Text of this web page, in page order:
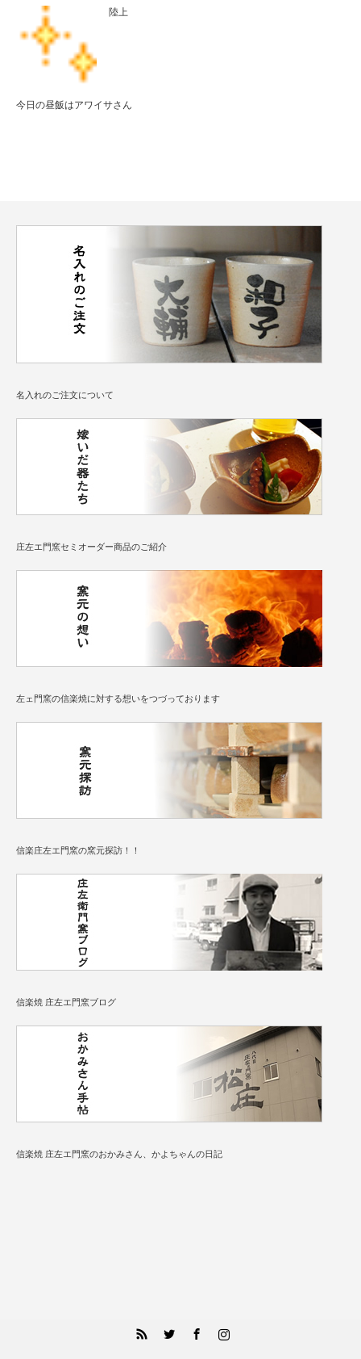
陸上
今日の昼飯はアワイサさん
名入れのご注文について
庄左エ門窯セミオーダー商品のご紹介
左ェ門窯の信楽焼に対する想いをつづっております
信楽庄左エ門窯の窯元探訪！！
信楽焼 庄左エ門窯ブログ
信楽焼 庄左エ門窯のおかみさん、かよちゃんの日記